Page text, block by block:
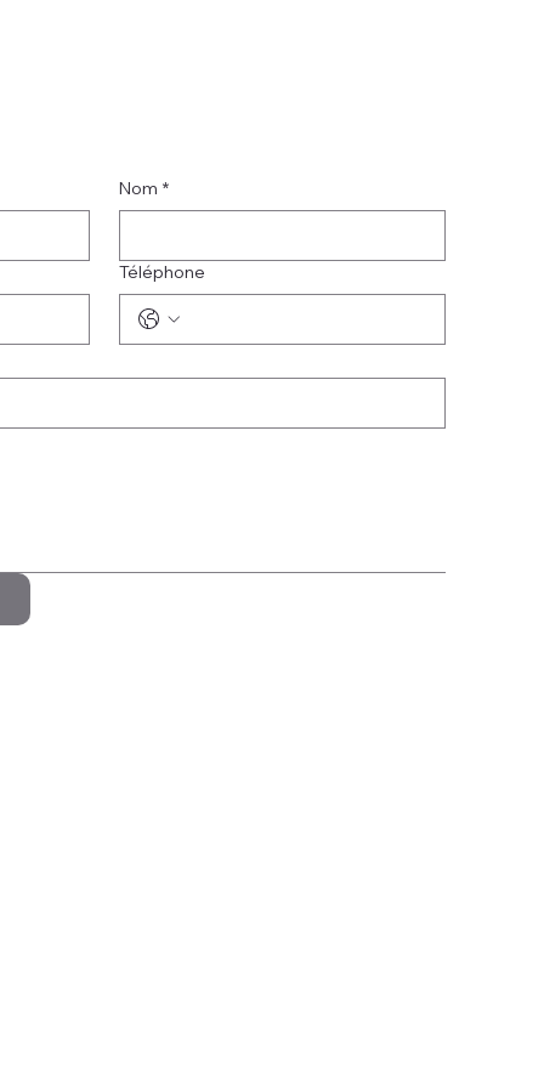
Nom *
Téléphone